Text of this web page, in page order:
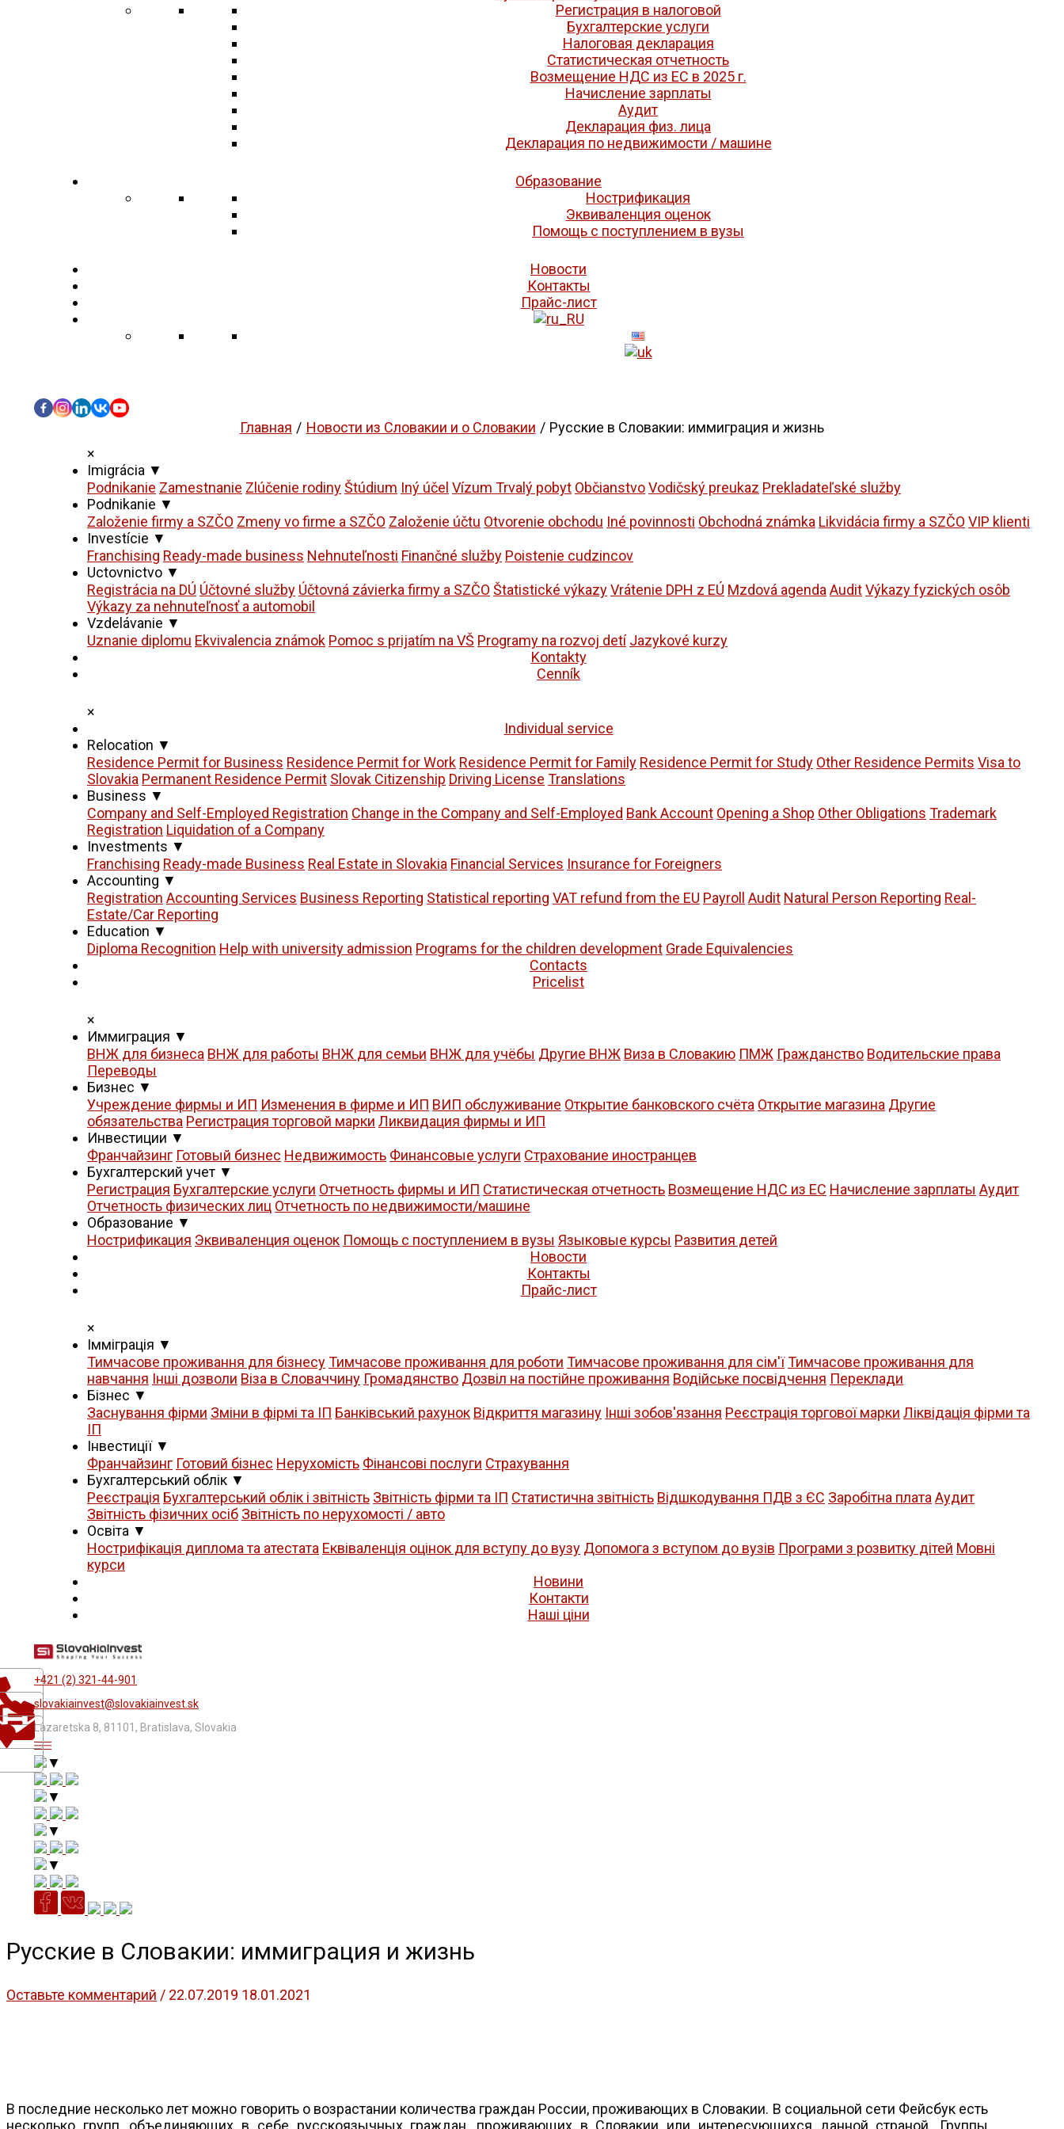
Регистрация в налоговой
Бухгалтерские услуги
Налоговая декларация
Статистическая отчетность
Возмещение НДС из ЕС в 2025 г.
Начисление зарплаты
Аудит
Декларация физ. лица
Декларация по недвижимости / машине
Образование
Нострификация
Эквиваленция оценок
Помощь с поступлением в вузы
Новости
Контакты
Прайс-лист
Главная Новости из Словакии и о Словакии
Русские в Словакии: иммиграция и жизнь
×
Imigrácia ▼
Podnikanie Zamestnanie Zlúčenie rodinyŠtúdium Iný účel Vízum Trvalý pobyt ObčianstvoVodičský preukaz Prekladateľské služby
Podnikanie ▼
Založenie firmy a SZČO Zmeny vo firme a SZČO Založenie účtu Otvorenie obchodu Iné povinnosti Obchodná známka Likvidácia firmy a SZČO VIP klienti
Investície ▼
Franchising Ready-made business Nehnuteľnosti Finančné služby Poistenie cudzincov
Uctovnictvo ▼
Registrácia na DÚ Účtovné služby Účtovná závierka firmy a SZČO Štatistické výkazyVrátenie DPH z EÚ Mzdová agendaAuditVýkazy fyzických osôb
Výkazy za nehnuteľnosť a automobil
Vzdelávanie ▼
Uznanie diplomu Ekvivalencia známok Pomoc s prijatím na VŠ Programy na rozvoj detí Jazykové kurzy
Kontakty
Cenník
×
Individual service
Relocation ▼
Residence Permit for Business Residence Permit for Work Residence Permit for Family Residence Permit for Study Other Residence Permits Visa to
Slovakia Permanent Residence Permit Slovak Citizenship Driving License Translations
Business ▼
Company and Self-Employed Registration Change in the Company and Self-Employed Bank Account Opening a Shop Other Obligations Trademark
Registration Liquidation of a Company
Investments ▼
Franchising Ready-made Business Real Estate in Slovakia Financial Services Insurance for Foreigners
Accounting ▼
Registration Accounting Services Business Reporting Statistical reporting VAT refund from the EU Payroll Audit Natural Person Reporting Real-
Estate/Car Reporting
Education ▼
Diploma Recognition Help with university admission Programs for the children development Grade Equivalencies
Contacts
Pricelist
×
Иммиграция ▼
ВНЖ для бизнеса ВНЖ для работы ВНЖ для семьи ВНЖ для учёбы Другие ВНЖ Виза в Словакию ПМЖ Гражданство Водительские права
Переводы
Бизнес ▼
Учреждение фирмы и ИП Изменения в фирме и ИП ВИП обслуживание Открытие банковского счёта Открытие магазина Другие
обязательства Регистрация торговой марки Ликвидация фирмы и ИП
Инвестиции ▼
Франчайзинг Готовый бизнес Недвижимость Финансовые услуги Страхование иностранцев
Бухгалтерский учет ▼
Регистрация Бухгалтерские услуги Отчетность фирмы и ИП Статистическая отчетность Возмещение НДС из ЕС Начисление зарплаты Аудит
Отчетность физических лиц Отчетность по недвижимости/машине
Образование ▼
Нострификация Эквиваленция оценок Помощь с поступлением в вузы Языковые курсы Развития детей
Новости
Контакты
Прайс-лист
×
Iммiграцiя ▼
Тимчасове проживання для бізнесуТимчасове проживання для роботи Тимчасове проживання для сім'їТимчасове проживання для
навчання Iнші дозволи Віза в Словаччину Громадянство Дозвіл на постійне проживання Водійське посвідчення Переклади
Бізнес ▼
Заснування фірми Зміни в фірмі та ІП Банківський рахунок Відкриття магазину Iнші зобов'язання Реєстрація торгової марки Ліквідація фірми та
ІП
Iнвестиції ▼
Франчайзинг Готовий бізнес Нерухомість Фінансові послуги Страхування
Бухгалтерський облік ▼
Реєстрація Бухгалтерський облік і звітність Звітність фірми та ІП Статистична звітність Відшкодування ПДВ з ЄС Заробітна платаАудит
Звітність фізичних осіб Звітність по нерухомості / авто
Освіта ▼
Нострифікація диплома та атестата Еквіваленція оцінок для вступу до вузу Допомога з вступом до вузів Програми з розвитку дітей Мовні
курси
Новини
Контакти
Нашi цiни
+421 (2) 321-44-901
slovakiainvest@slovakiainvest.sk
Lazaretska 8, 81101, Bratislava, Slovakia
▼
▼
▼
▼
Русские в Словакии: иммиграция и жизнь
Оставьте комментарий / 22.07.2019 18.01.2021
В последние несколько лет можно говорить о возрастании количества граждан России, проживающих в Словакии. В социальной сети Фейсбук есть
несколько групп, объединяющих в себе русскоязычных граждан, проживающих в Словакии или интересующихся данной страной. Группы